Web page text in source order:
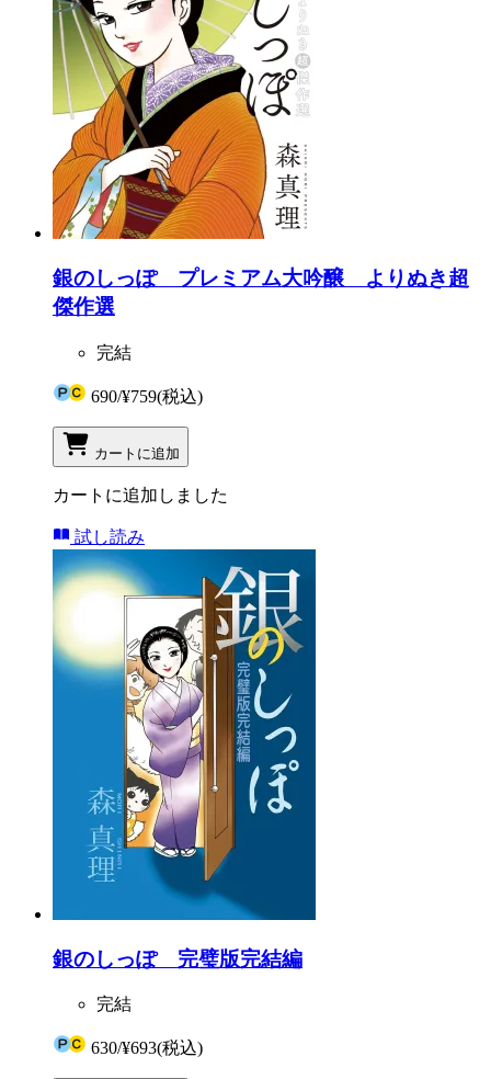
銀のしっぽ プレミアム大吟醸 よりぬき超
傑作選
完結
690/¥759(税込)
カートに追加
カートに追加しました
試し読み
銀のしっぽ 完璧版完結編
完結
630/¥693(税込)